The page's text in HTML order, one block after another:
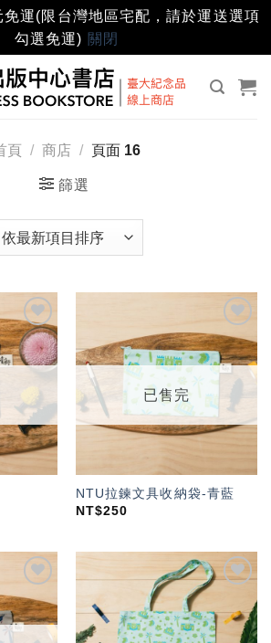
運(限台灣地區宅配，請於運送選項
勾選免運) 關閉
頁 / 商店 / 頁面 16
篩選
加入
「願
望輕
加入
「願
望輕
單」
已售完
NTU拉鍊文具收納袋-青藍
NT$250
加入
「願
望輕
「願
望輕
單」